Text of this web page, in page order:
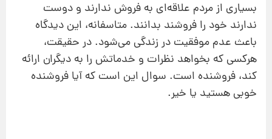
بسیاری از مردم علاقه‌ای به فروش ندارند و دوست
ندارند خود را فروشند بدانند. متاسفانه، این دیدگاه
باعث عدم موفقیت در زندگی می‌شود. در حقیقت،
هرکسی که بخواهد نظرات و خدماتش را به دیگران ارائه
کند، فروشنده است. سوال این است که آیا فروشنده
خوبی هستید یا خیر.